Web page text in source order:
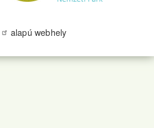
alapú webhely